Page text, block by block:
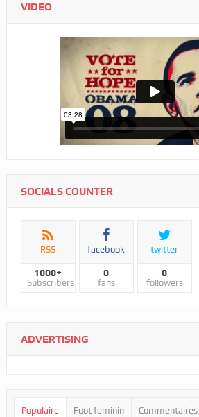
VIDEO
SOCIALS COUNTER
RSS
1000+
Subscribers
facebook
0
fans
twitter
0
followers
ADVERTISING
Populaire Foot feminin Commentaires